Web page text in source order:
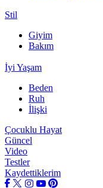
Stil
Giyim
Bakım
İyi Yaşam
Beden
Ruh
İlişki
Çocuklu Hayat
Güncel
Video
Testler
Kaydettiklerim